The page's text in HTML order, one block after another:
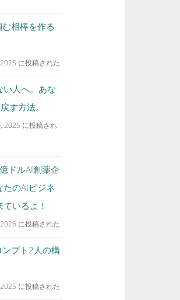
相棒を作る
に投稿された
い人へ。あな
す方法。
2025 に投稿され
ドルAI創薬企
のAIビジネ
いるよ！
に投稿された
プト2人の構
に投稿された